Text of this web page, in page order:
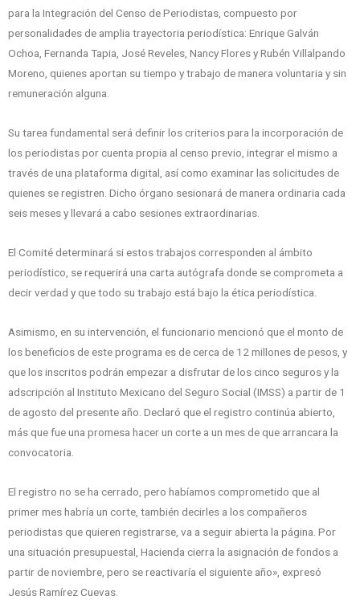
para la Integración del Censo de Periodistas, compuesto por
personalidades de amplia trayectoria periodística: Enrique Galván
Ochoa, Fernanda Tapia, José Reveles, Nancy Flores y Rubén Villalpando
Moreno, quienes aportan su tiempo y trabajo de manera voluntaria y sin
remuneración alguna.
Su tarea fundamental será definir los criterios para la incorporación de
los periodistas por cuenta propia al censo previo, integrar el mismo a
través de una plataforma digital, así como examinar las solicitudes de
quienes se registren. Dicho órgano sesionará de manera ordinaria cada
seis meses y llevará a cabo sesiones extraordinarias.
El Comité determinará si estos trabajos corresponden al ámbito
periodístico, se requerirá una carta autógrafa donde se comprometa a
decir verdad y que todo su trabajo está bajo la ética periodística.
Asimismo, en su intervención, el funcionario mencionó que el monto de
los beneficios de este programa es de cerca de 12 millones de pesos, y
que los inscritos podrán empezar a disfrutar de los cinco seguros y la
adscripción al Instituto Mexicano del Seguro Social (IMSS) a partir de 1
de agosto del presente año. Declaró que el registro continúa abierto,
más que fue una promesa hacer un corte a un mes de que arrancara la
convocatoria.
El registro no se ha cerrado, pero habíamos comprometido que al
primer mes habría un corte, también decirles a los compañeros
periodistas que quieren registrarse, va a seguir abierta la página. Por
una situación presupuestal, Hacienda cierra la asignación de fondos a
partir de noviembre, pero se reactivaría el siguiente año», expresó
Jesús Ramírez Cuevas.